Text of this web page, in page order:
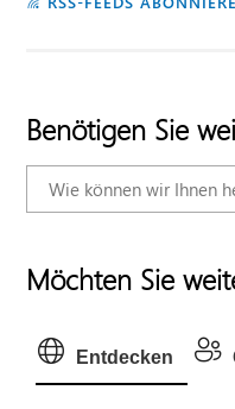
Benötigen Sie
Möchten Sie
Entdecken